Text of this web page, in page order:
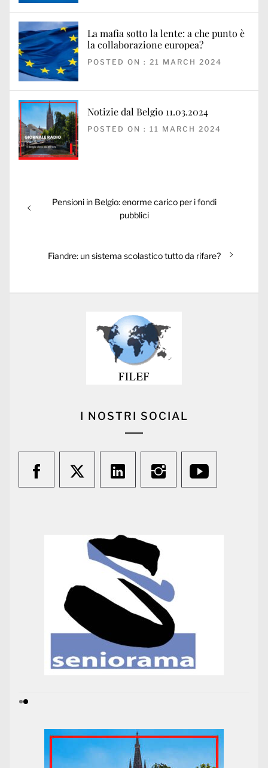
La mafia sotto la lente: a che punto è
la collaborazione europea?
POSTED ON : 21 MARCH 2024
Notizie dal Belgio 11.03.2024
POSTED ON : 11 MARCH 2024
navigation
Previous
Pensioni in Belgio: enorme carico per i fondi
pubblici
Next
Fiandre: un sistema scolastico tutto da rifare?
I NOSTRI SOCIAL